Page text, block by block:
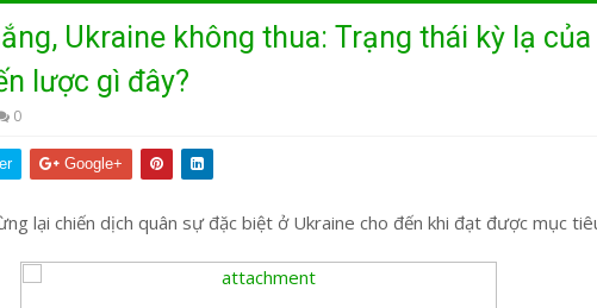
Ukraine không thua: Trạng thái kỳ lạ
lược gì đây?
0
Google+
lại chiến dịch quân sự đặc biệt ở Ukraine cho đến khi đạt được mục